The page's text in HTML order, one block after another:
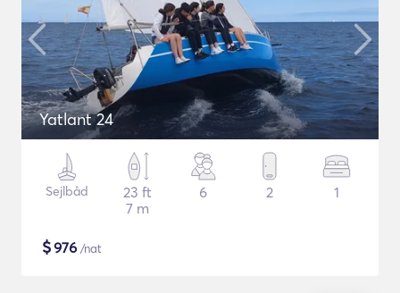
Yatlant 24
Sejlbåd
23 ft
7 m
6 2 1
$976 /nat